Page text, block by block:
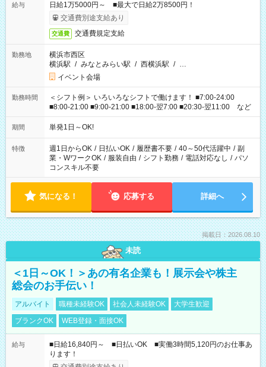
給与
日給1万5000円～ ■最大で日給2万8500円！
交通費別途支給あり
交通費 交通費規定支給
勤務地
横浜市西区
横浜駅 / みなとみらい駅 / 西横浜駅 / …
イベント会場
勤務時間
＜シフト例＞ いろいろなシフトで働けます！ ■7:00-24:00
■8:00-21:00 ■9:00-21:00 ■18:00-翌7:00 ■20:30-翌11:00 など
期間 単発1日～OK!
特徴 週1日からOK / 日払いOK / 履歴書不要 / 40～50代活躍中 / 副
業・WワークOK / 服装自由 / シフト勤務 / 電話対応なし / パソ
コンスキル不要
気になる！ 応募する 詳細へ
掲載日：2026.08.10
未読
＜1日～OK！＞あの有名企業も！展示会や株主
総会のお手伝い！
アルバイト 職種未経験OK 社会人未経験OK
大学生歓迎
ブランクOK
WEB登録・面接OK
給与
■日給16,840円～ ■日払いOK ■実働3時間5,120円のお仕事あ
ります！